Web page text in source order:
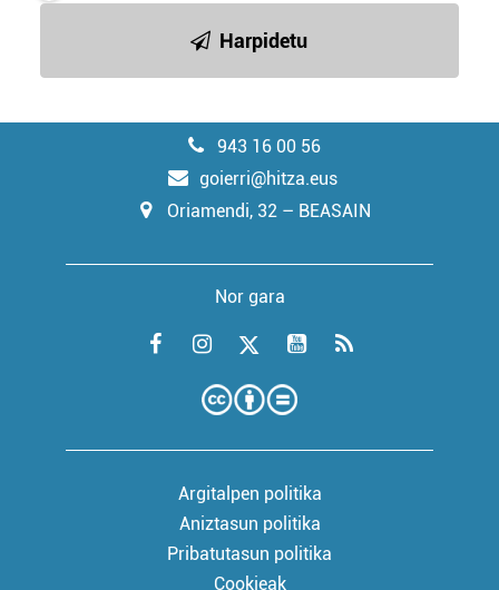
Harpidetu
943 16 00 56
goierri@hitza.eus
Oriamendi, 32 – BEASAIN
Nor gara
Argitalpen politika
Aniztasun politika
Pribatutasun politika
Cookieak